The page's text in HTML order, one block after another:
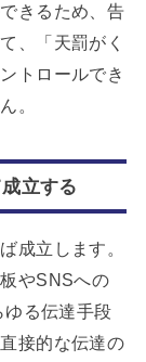
きるため、告
、「天罰がく
トロールでき
。
立する
成立します。
やSNSへの
る伝達手段
接的な伝達の